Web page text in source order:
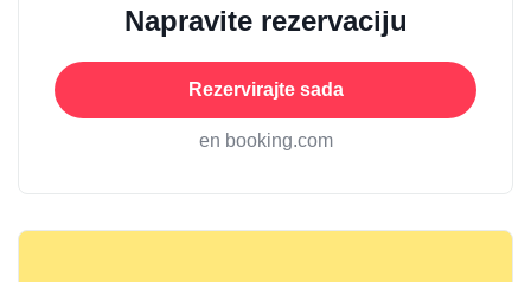
Napravite rezervaciju
Rezervirajte sada
en booking.com